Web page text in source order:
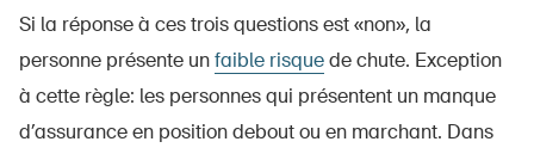
Si la réponse à ces trois questions est «non», la
personne présente unfaible risquede chute. Exception
à cette règle: les personnes qui présentent un manque
d’assurance en position debout ou en marchant. Dans